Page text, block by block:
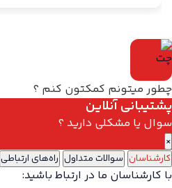
چطور میتونم کمکتون کنم ؟
پشتیبانی آنلاین
سوال یا مشکلی دارید ؟
×
کارشناسان سوالات متداول راه‌های ارتباطی
با کارشناسان ما در ارتباط باشید: